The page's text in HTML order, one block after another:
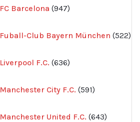
FC Barcelona 947
produkter
Fuball-Club Bayern München 522
Liverpool F.C. 636
produkter
Manchester City F.C. 591
produkter
Manchester United F.C. 643